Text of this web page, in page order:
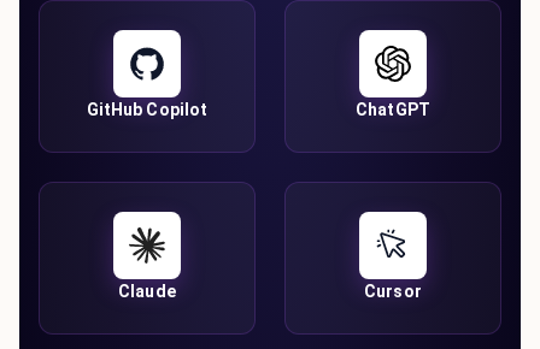
GitHub Copilot ChatGPT
Claude Cursor